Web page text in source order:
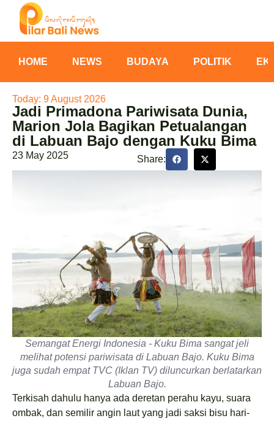
HOME NEWS BUDAYA POLITIK
Today: 9 August 2026
Jadi Primadona Pariwisata Dunia,
Marion Jola Bagikan Petualangan
di Labuan Bajo dengan Kuku Bima
23 May 2025 Share:
Semangat Energi Indonesia - Kuku Bima sangat jeli
melihat potensi pariwisata di Labuan Bajo. Kuku Bima
juga sudah empat TVC (Iklan TV) diluncurkan berlatarkan
Labuan Bajo.
Terkisah dahulu hanya ada deretan perahu kayu, suara
ombak, dan semilir angin laut yang jadi saksi bisu hari-